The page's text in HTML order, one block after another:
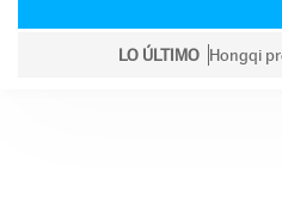
LO ÚLTIMO Hongqi